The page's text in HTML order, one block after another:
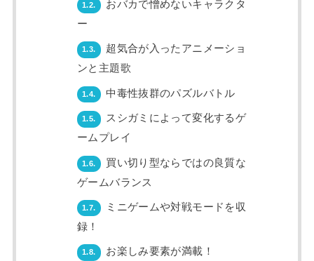
1.2.
おバカで憎めないキャラクタ
ー
1.3.
超気合が入ったアニメーショ
ンと主題歌
1.4. 中毒性抜群のパズルバトル
1.5.
スシガミによって変化するゲ
ームプレイ
1.6.
買い切り型ならではの良質な
ゲームバランス
1.7.
ミニゲームや対戦モードを収
録！
1.8. お楽しみ要素が満載！